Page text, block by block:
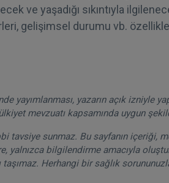
ve yaşadığı sıkıntıyla
gelişimsel durumu vb.
yayımlanması, yazarın açık izniyle
mevzuatı kapsamında uygun
tavsiye sunmaz. Bu sayfanın içeriği,
yalnızca bilgilendirme amacıyla
Herhangi bir sağlık